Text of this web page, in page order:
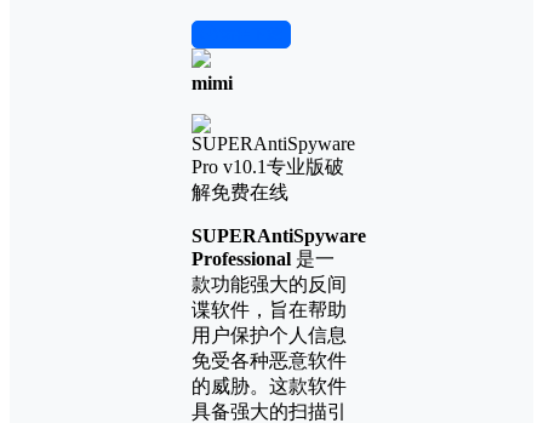
mimi
SUPERAntiSpyware
Professional 是一
款功能强大的反间
谍软件，旨在帮助
用户保护个人信息
免受各种恶意软件
的威胁。这款软件
具备强大的扫描引